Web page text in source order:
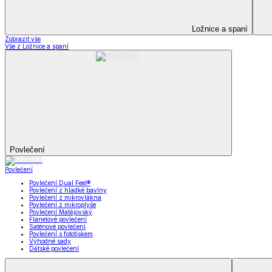
Kuchyňské zástěry a chňapky
Utěrky
Ubrusy a prostírání
Zobrazit vše
Vše z Kuchyňský a jídelní textil
Kuchyňské zástěry a chňapky
Utěrky
Ubrusy a prostírání